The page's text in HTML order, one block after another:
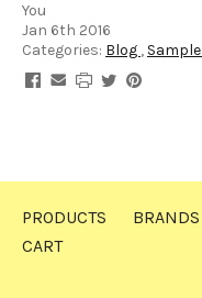
You
Jan 6th 2016
Categories: Blog , Sample
PRODUCTS BRANDS
CART